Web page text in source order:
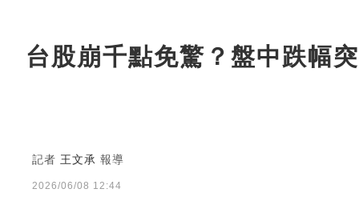
台股崩千點免驚？盤中跌幅
記者 王文承 報導
2026/06/08 12:44